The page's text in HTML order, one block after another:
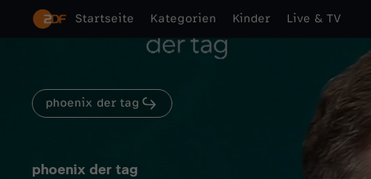
Startseite Kategorien Kinder Live & TV
phoenix der tag
phoenix der tag